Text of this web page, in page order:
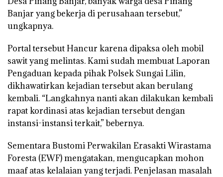
Banjar yang bekerja di perusahaan tersebut,”
ungkapnya.
Portal tersebut Hancur karena dipaksa oleh mobil
sawit yang melintas. Kami sudah membuat Laporan
Pengaduan kepada pihak Polsek Sungai Lilin,
dikhawatirkan kejadian tersebut akan berulang
kembali. “Langkahnya nanti akan dilakukan kembali
rapat kordinasi atas kejadian tersebut dengan
instansi-instansi terkait,” bebernya.
Sementara Bustomi Perwakilan Erasakti Wirastama
Foresta (EWF) mengatakan, mengucapkan mohon
maaf atas kelalaian yang terjadi. Penjelasan masalah